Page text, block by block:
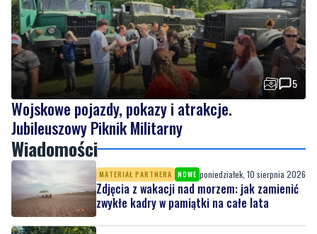
5
Wojskowe pojazdy, pokazy i atrakcje.
Jubileuszowy Piknik Militarny
Wiadomości
MATERIAŁ PARTNERA
Zdjęcia z wakacji nad morzem: jak zamienić
zwykłe kadry w pamiątki na całe lata
niedziela, 9 sierpnia 2026 1
Park wypełnił się muzyką. Na scenie wystąpił